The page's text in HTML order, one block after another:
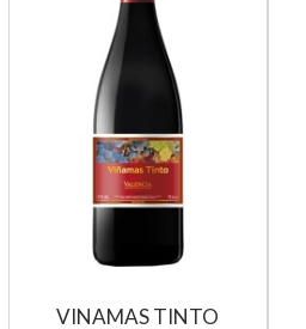
VINAMAS TINTO